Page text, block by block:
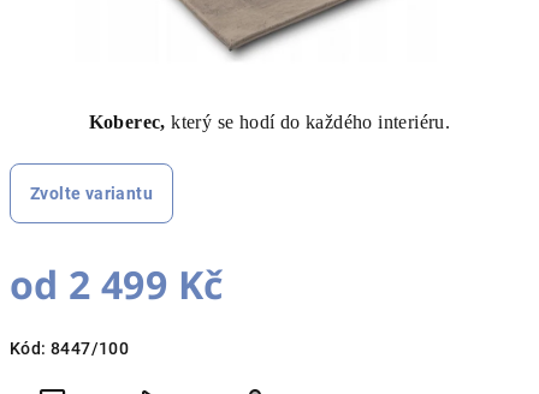
Koberec, který se hodí do každého interiéru.
Zvolte variantu
od 2 499 Kč
cena:
Kód: 8447/100